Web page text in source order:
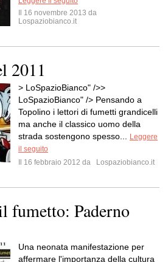
Il 16 novembre 2013 da
Lospaziobianco.it
2011
> LoSpazioBianco" />>
LoSpazioBianco" /> Pensando a
Topolino i lettori di fumetti grandicelli
ma anche il classico uomo della
strada sostengono spesso...
Leggere
il seguito
Il 16 febbraio 2012 da
Lospaziobianco.it
fumetto: Paderno
Una neonata manifestazione per
affermare l'importanza della cultura